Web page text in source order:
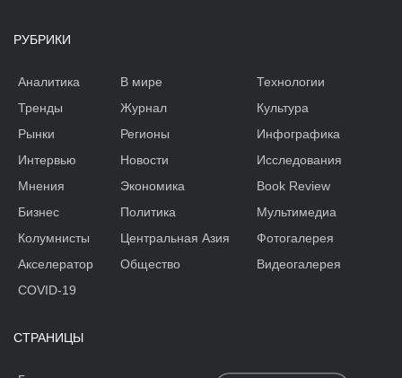
РУБРИКИ
Аналитика
Тренды
Рынки
Интервью
Мнения
Бизнес
Колумнисты
Акселератор
В мире
Журнал
Регионы
Новости
Экономика
Политика
Центральная Азия
Общество
Технологии
Культура
Инфографика
Исследования
Book Review
Мультимедиа
Фотогалерея
Видеогалерея
COVID-19
СТРАНИЦЫ